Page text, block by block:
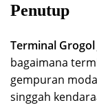
Penutup
Terminal
bagaimana
gempuran
singgah